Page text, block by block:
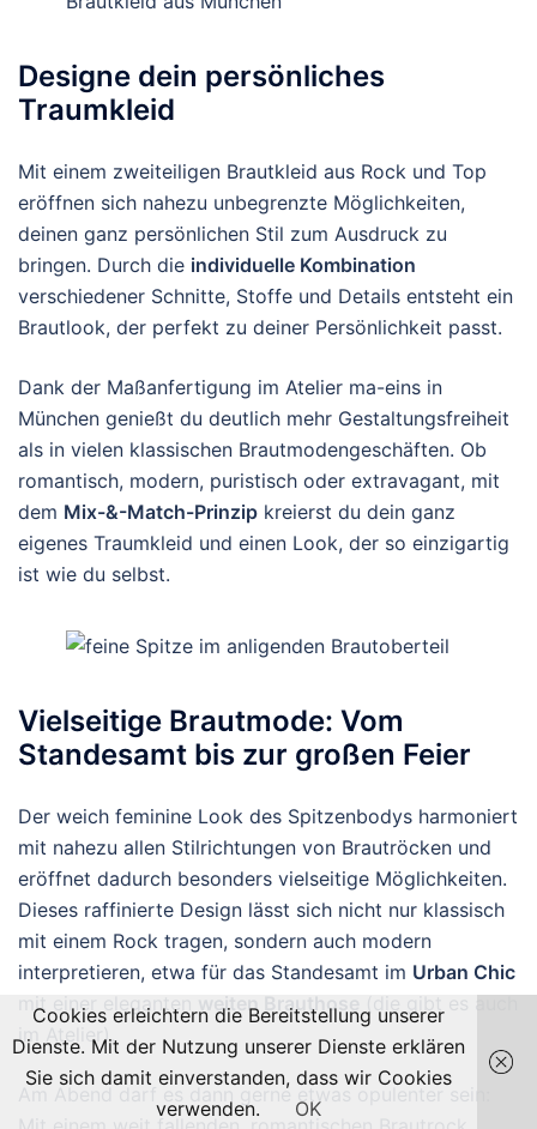
Designe dein persönliches
Traumkleid
Mit einem zweiteiligen Brautkleid aus Rock und Top
eröffnen sich nahezu unbegrenzte Möglichkeiten,
deinen ganz persönlichen Stil zum Ausdruck zu
bringen. Durch die individuelle Kombination
verschiedener Schnitte, Stoffe und Details entsteht ein
Brautlook, der perfekt zu deiner Persönlichkeit passt.
Dank der Maßanfertigung im Atelier ma-eins in
München genießt du deutlich mehr Gestaltungsfreiheit
als in vielen klassischen Brautmodengeschäften. Ob
romantisch, modern, puristisch oder extravagant, mit
dem Mix-&-Match-Prinzip kreierst du dein ganz
eigenes Traumkleid und einen Look, der so einzigartig
ist wie du selbst.
Vielseitige Brautmode: Vom
Standesamt bis zur großen Feier
Der weich feminine Look des Spitzenbodys harmoniert
mit nahezu allen Stilrichtungen von Brautröcken und
eröffnet dadurch besonders vielseitige Möglichkeiten.
Dieses raffinierte Design lässt sich nicht nur klassisch
mit einem Rock tragen, sondern auch modern
interpretieren, etwa für das Standesamt im Urban Chic
mit einer eleganten
weiten Brauthose
im Atelier).
Am Abend darf es dann gerne etwas opulenter sein:
Cookies erleichtern die Bereitstellung unserer
Dienste. Mit der Nutzung unserer Dienste erklären
Sie sich damit einverstanden, dass wir Cookies
verwenden.
OK